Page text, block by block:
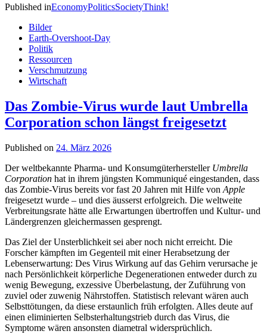
Published inEconomyPoliticsSocietyThink!
Bilder
Earth-Overshoot-Day
Politik
Ressourcen
Verschmutzung
Wirtschaft
Das Zombie-Virus wurde laut Umbrella
Corporation schon längst freigesetzt
Published on 24. März 2026
Der weltbekannte Pharma- und Konsumgüterhersteller Umbrella
Corporation hat in ihrem jüngsten Kommuniqué eingestanden, dass
das Zombie-Virus bereits vor fast 20 Jahren mit Hilfe von Apple
freigesetzt wurde – und dies äusserst erfolgreich. Die weltweite
Verbreitungsrate hätte alle Erwartungen übertroffen und Kultur- und
Ländergrenzen gleichermassen gesprengt.
Das Ziel der Unsterblichkeit sei aber noch nicht erreicht. Die
Forscher kämpften im Gegenteil mit einer Herabsetzung der
Lebenserwartung: Des Virus Wirkung auf das Gehirn verursache je
nach Persönlichkeit körperliche Degenerationen entweder durch zu
wenig Bewegung, exzessive Überbelastung, der Zuführung von
zuviel oder zuwenig Nährstoffen. Statistisch relevant wären auch
Selbsttötungen, da diese erstaunlich früh erfolgten. Alles deute auf
einen eliminierten Selbsterhaltungstrieb durch das Virus, die
Symptome wären ansonsten diametral widersprüchlich.